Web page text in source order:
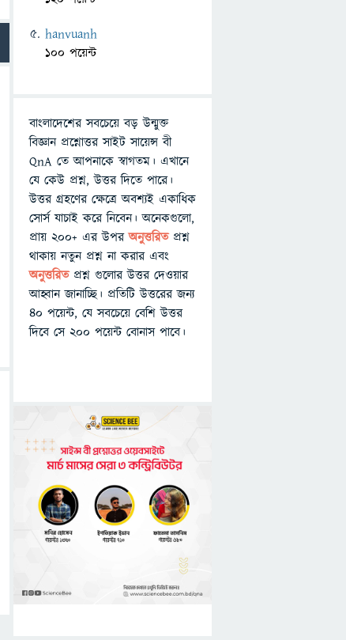
hanvuanh
100 পয়েন্ট
বাংলাদেশের সবচেয়ে বড় উন্মুক্ত
বিজ্ঞান প্রশ্নোত্তর সাইট সায়েন্স বী
QnA তে আপনাকে স্বাগতম। এখানে
যে কেউ প্রশ্ন, উত্তর দিতে পারে।
উত্তর গ্রহণের ক্ষেত্রে অবশ্যই একাধিক
সোর্স যাচাই করে নিবেন। অনেকগুলো,
প্রায় ২০০+ এর উপরঅনুত্তরিতপ্রশ্ন
থাকায় নতুন প্রশ্ন না করার এবং
অনুত্তরিত প্রশ্ন গুলোর উত্তর দেওয়ার
আহ্বান জানাচ্ছি। প্রতিটি উত্তরের জন্য
৪০ পয়েন্ট, যে সবচেয়ে বেশি উত্তর
দিবে সে ২০০ পয়েন্ট বোনাস পাবে।